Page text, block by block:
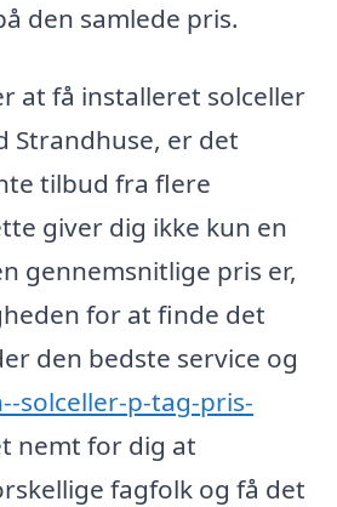
den samlede pris.
at få installeret solceller
Strandhuse, er det
tilbud fra flere
giver dig ikke kun en
gennemsnitlige pris er,
for at finde det
den bedste service og
solceller-p-tag-pris-
nemt for dig at
fagfolk og få det